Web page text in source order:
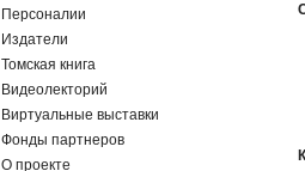
Персоналии
Издатели
Томская книга
Видеолекторий
Виртуальные выставки
Фонды партнеров
О проекте